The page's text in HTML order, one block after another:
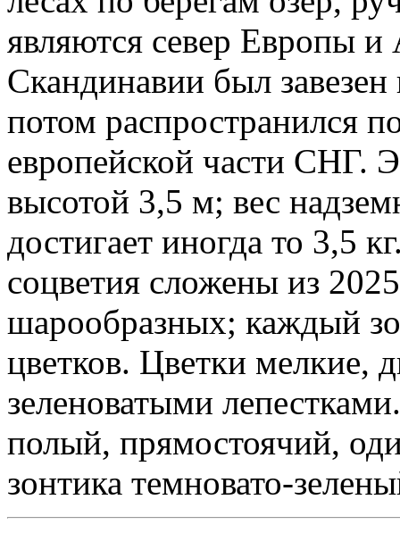
являются север Европы
Скандинавии был
потом распространился
европейской части СНГ.
высотой 3,5 м; вес
достигает иногда то 3,5
соцветия сложены из
шарообразных; каждый
цветков. Цветки
зеленоватыми
полый, прямостоячий,
зонтика темновато-